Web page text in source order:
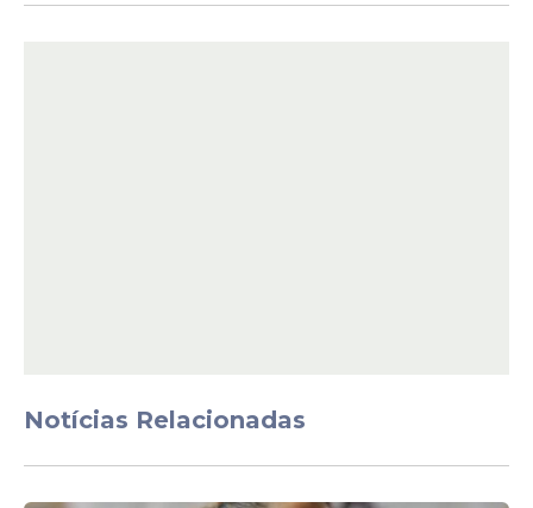
Criciúma x Botafogo-SP
Ponte Preta x CRB
Atlético-GO x Guarani
Avaí x Ituano
Notícias Relacionadas